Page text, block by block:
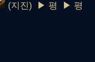
(지진) ▶ 평 ▶ 평